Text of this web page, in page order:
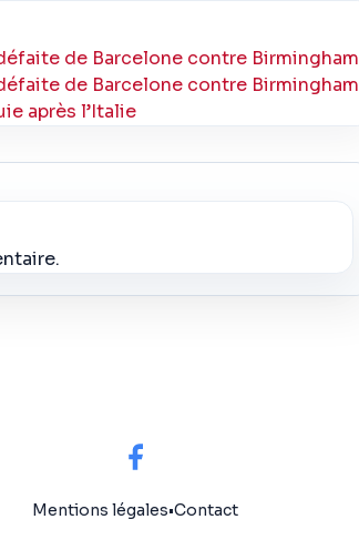
de Barcelone contre Birmingham
de Barcelone contre Birmingham
après l’Italie
Mentions légales•Contact